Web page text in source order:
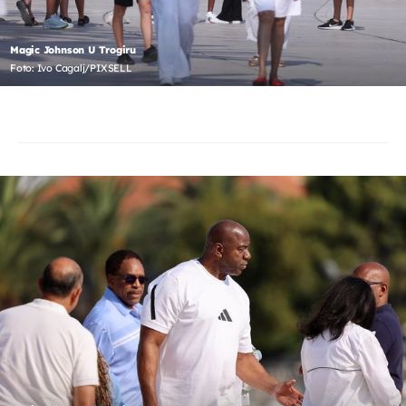
Magic Johnson U Trogiru
Foto: Ivo Cagalj/PIXSELL